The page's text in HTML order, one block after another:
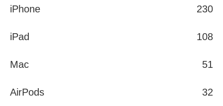
iPhone 230
iPad 108
Mac 51
AirPods 32